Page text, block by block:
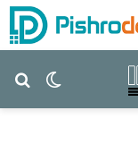
تغییر